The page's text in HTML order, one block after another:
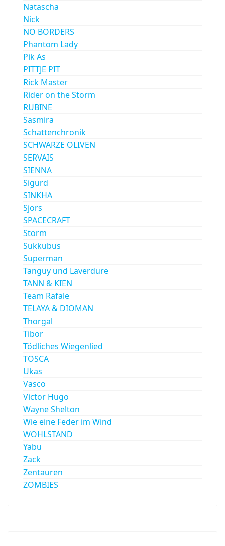
Natascha
Nick
NO BORDERS
Phantom Lady
Pik As
PITTJE PIT
Rick Master
Rider on the Storm
RUBINE
Sasmira
Schattenchronik
SCHWARZE OLIVEN
SERVAIS
SIENNA
Sigurd
SINKHA
Sjors
SPACECRAFT
Storm
Sukkubus
Superman
Tanguy und Laverdure
TANN & KIEN
Team Rafale
TELAYA & DIOMAN
Thorgal
Tibor
Tödliches Wiegenlied
TOSCA
Ukas
Vasco
Victor Hugo
Wayne Shelton
Wie eine Feder im Wind
WOHLSTAND
Yabu
Zack
Zentauren
ZOMBIES